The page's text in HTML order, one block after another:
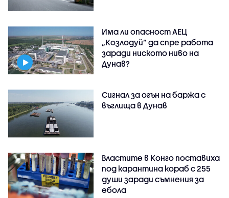
Има ли опасност АЕЦ
„Козлодуй” да спре работа
заради ниското ниво на
Дунав?
Сигнал за огън на баржа с
въглища в Дунав
Властите в Конго поставиха
под карантина кораб с 255
души заради съмнения за
ебола